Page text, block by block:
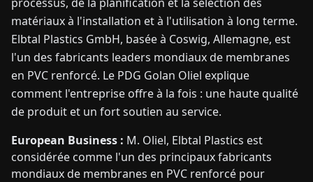
matériaux à l'installation et à l'utilisation à long terme.
Elbtal Plastics GmbH, basée à Coswig, Allemagne, est
l'un des fabricants leaders mondiaux de membranes
en PVC renforcé. Le PDG Golan Oliel explique
comment l'entreprise offre à la fois : une haute qualité
de produit et un fort soutien au service.
European Business : M. Oliel, Elb­tal Plastics est
considérée comme l'un des principaux fabricants
mondiaux de membranes en PVC renforcé pour